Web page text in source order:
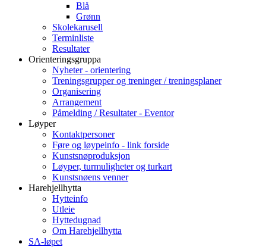
Blå
Grønn
Skolekarusell
Terminliste
Resultater
Orienteringsgruppa
Nyheter - orientering
Treningsgrupper og treninger / treningsplaner
Organisering
Arrangement
Påmelding / Resultater - Eventor
Løyper
Kontaktpersoner
Føre og løypeinfo - link forside
Kunstsnøproduksjon
Løyper, turmuligheter og turkart
Kunstsnøens venner
Harehjellhytta
Hytteinfo
Utleie
Hyttedugnad
Om Harehjellhytta
SA-løpet